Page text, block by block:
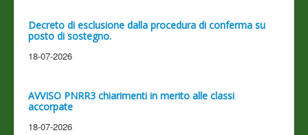
Decreto di esclusione dalla procedura di conferma su
posto di sostegno.
18-07-2026
AVVISO PNRR3 chiarimenti in merito alle classi
accorpate
18-07-2026